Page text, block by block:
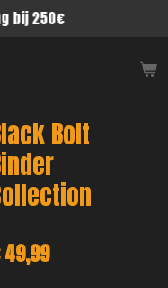
bij 250€
Bolt